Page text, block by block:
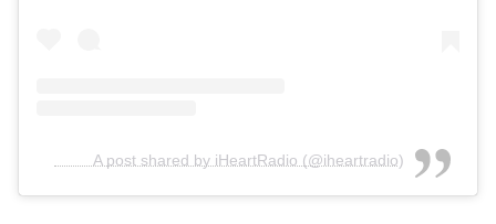
A post shared by iHeartRadio (@iheartradio)